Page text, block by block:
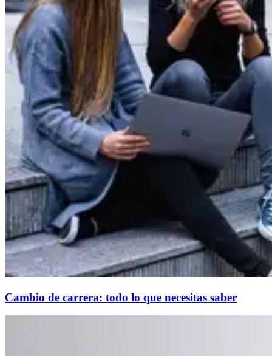
Cambio de carrera: todo lo que necesitas saber